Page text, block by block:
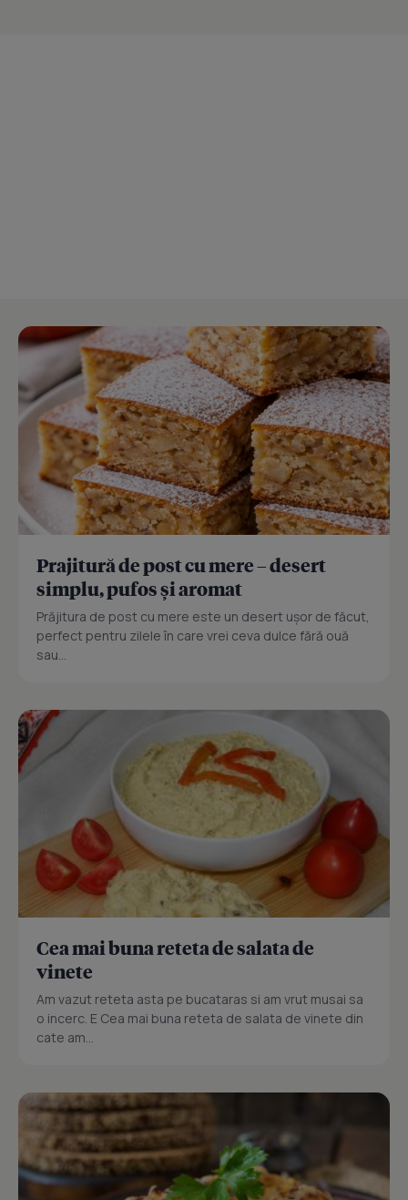
Prajitură de post cu mere – desert
simplu, pufos și aromat
Prăjitura de post cu mere este un desert ușor de făcut,
perfect pentru zilele în care vrei ceva dulce fără ouă
sau...
Cea mai buna reteta de salata de
vinete
Am vazut reteta asta pe bucataras si am vrut musai sa
o incerc. E Cea mai buna reteta de salata de vinete din
cate am...